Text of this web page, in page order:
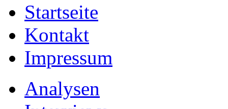
Startseite
Kontakt
Impressum
Analysen